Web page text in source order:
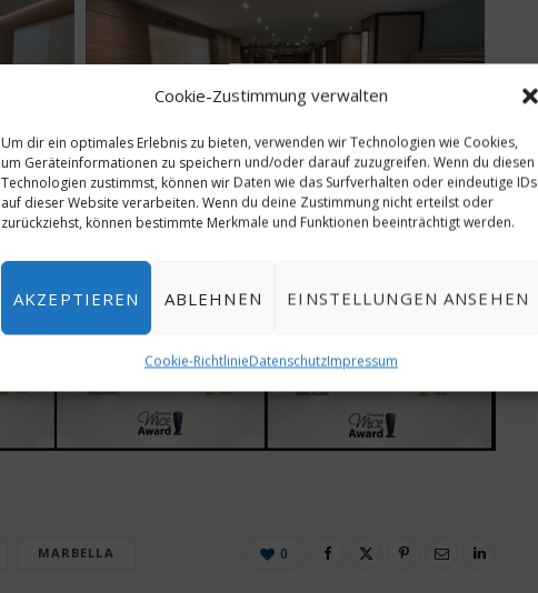
Cookie-Zustimmung verwalten
Um dir ein optimales Erlebnis zu bieten, verwenden wir Technologien wie Cookies,
um Geräteinformationen zu speichern und/oder darauf zuzugreifen. Wenn du diesen
Technologien zustimmst, können wir Daten wie das Surfverhalten oder eindeutige IDs
auf dieser Website verarbeiten. Wenn du deine Zustimmung nicht erteilst oder
zurückziehst, können bestimmte Merkmale und Funktionen beeinträchtigt werden.
AKZEPTIEREN ABLEHNEN EINSTELLUNGEN ANSEHEN
Cookie-RichtlinieDatenschutzImpressum
MARBELLA 0